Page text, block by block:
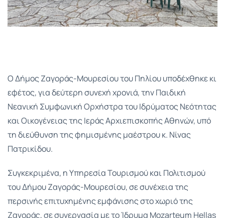
Ο Δήμος Ζαγοράς-Μουρεσίου του Πηλίου υποδέχθηκε κι
εφέτος, για δεύτερη συνεχή χρονιά, την Παιδική
Νεανική Συμφωνική Ορχήστρα του Ιδρύματος Νεότητας
και Οικογένειας της Ιεράς Αρχιεπισκοπής Αθηνών, υπό
τη διεύθυνση της φημισμένης μαέστρου κ. Νίνας
Πατρικίδου.
Συγκεκριμένα, η Υπηρεσία Τουρισμού και Πολιτισμού
του Δήμου Ζαγοράς-Μουρεσίου, σε συνέχεια της
περσινής επιτυχημένης εμφάνισης στο χωριό της
Ζαγοράς, σε συνεργασία με το Ίδρυμα Mozarteum Hellas